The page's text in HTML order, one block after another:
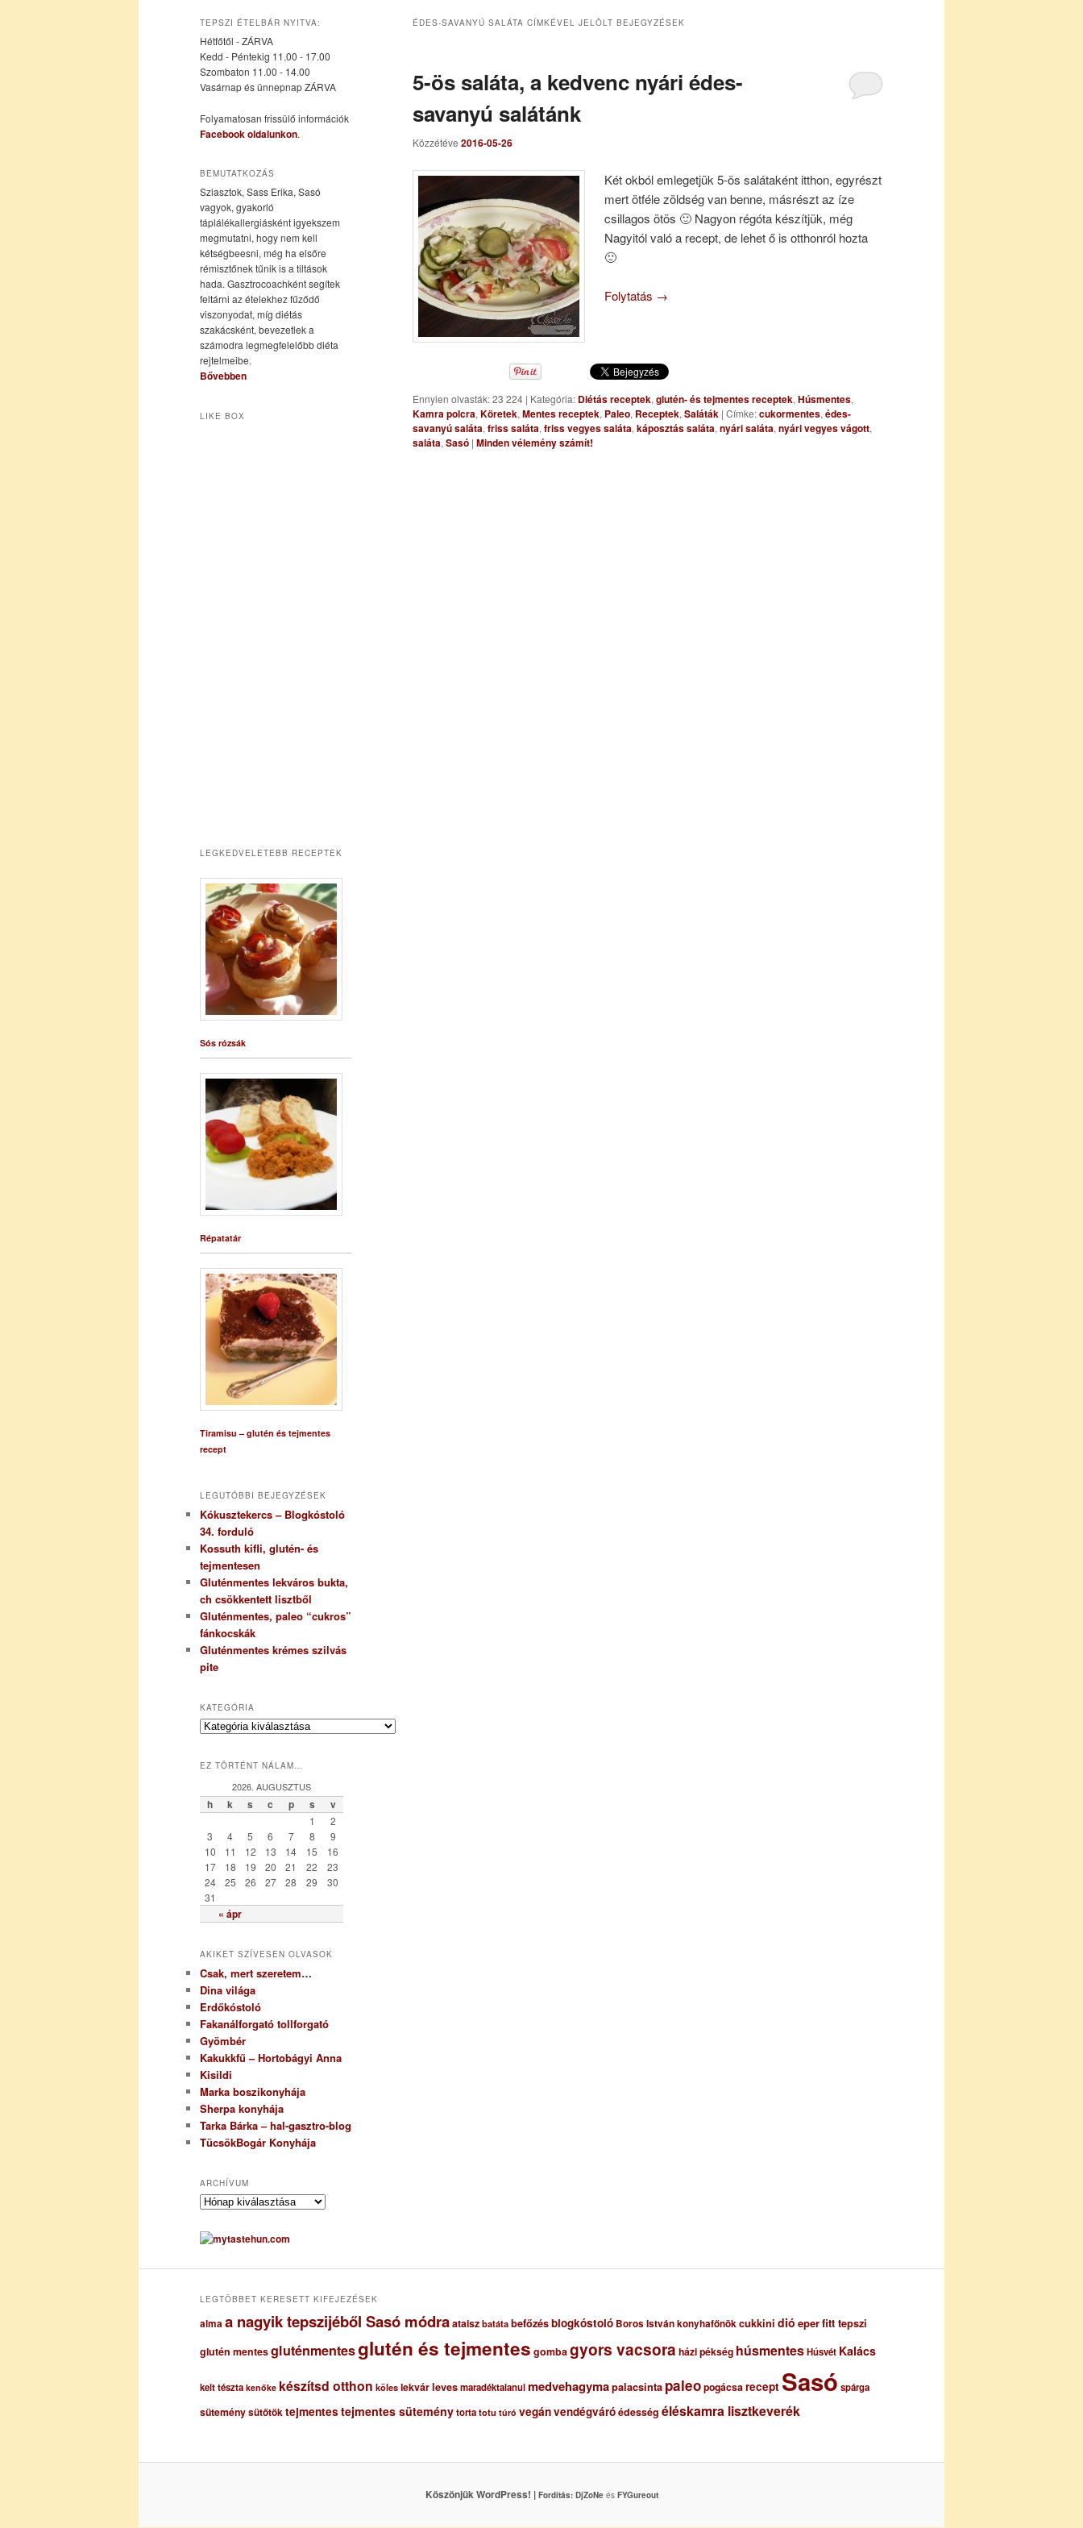
elsődleges
tartalomra
másodlagos
tartalomra
ÉDES-SAVANYÚ SALÁTA CÍMKÉVEL JELÖLT BEJEGYZÉSEK
5-ös saláta, a kedvenc nyári édes-
savanyú salátánk
Közzétéve 2016-05-26
Két okból emlegetjük 5-ös salátaként itthon, egyrészt
mert ötféle zöldség van benne, másrészt az íze
csillagos ötös 🙂 Nagyon régóta készítjük, még
Nagyitól való a recept, de lehet ő is otthonról hozta
🙂
Folytatás →
Ennyien olvasták: 23 224 | Kategória: Diétás receptek, glutén- és tejmentes receptek, Húsmentes,
Kamra polcra, Köretek, Mentes receptek, Paleo, Receptek, Saláták | Címke:cukormentes, édes-
savanyú saláta, friss saláta, friss vegyes saláta, káposztás saláta, nyári saláta, nyári vegyes vágott,
saláta, Sasó | Minden vélemény számít!
TEPSZI ÉTELBÁR NYITVA:
Hétfőtől - ZÁRVA
Kedd - Péntekig 11.00 - 17.00
Szombaton 11.00 - 14.00
Vasárnap és ünnepnap ZÁRVA
Folyamatosan frissülő információk
Facebook oldalunkon.
BEMUTATKOZÁS
Sziasztok, Sass Erika, Sasó
vagyok, gyakorló
táplálékallergiásként igyekszem
megmutatni, hogy nem kell
kétségbeesni, még ha elsőre
rémisztőnek tűnik is a tiltások
hada. Gasztrocoachként segítek
feltárni az ételekhez fűződő
viszonyodat, míg diétás
szakácsként, bevezetlek a
számodra legmegfelelőbb diéta
rejtelmeibe.
Bővebben
LIKE BOX
LEGKEDVELETEBB RECEPTEK
Sós rózsák
Répatatár
Tiramisu – glutén és tejmentes
recept
LEGUTÓBBI BEJEGYZÉSEK
Kókusztekercs – Blogkóstoló
34. forduló
Kossuth kifli, glutén- és
tejmentesen
Gluténmentes lekváros bukta,
ch csökkentett lisztből
Gluténmentes, paleo “cukros”
fánkocskák
Gluténmentes krémes szilvás
pite
KATEGÓRIA
K
e
r
EZ TÖRTÉNT NÁLAM…
2026. AUGUSZTUS
h k s c p s v
« ápr
1
2
3
4 5 6 7 8
9
10
11 12 13 14 15
16
17
18 19 20 21 22
23
24
25 26 27 28 29
30
31
AKIKET SZÍVESEN OLVASOK
Csak, mert szeretem…
Dina világa
Erdőkóstoló
Fakanálforgató tollforgató
Gyömbér
Kakukkfű – Hortobágyi Anna
Kisildi
Marka boszikonyhája
Sherpa konyhája
Tarka Bárka – hal-gasztro-blog
TücsökBogár Konyhája
ARCHÍVUM
A
c
h
uLEGTÖBBET KERESETT KIFEJEZÉSEK
almaa nagyik tepszijéből Sasó módraataisz batáta befőzésblogkóstoló Boros István konyhafőnökcukkini dió eperfitt tepszi
glutén mentesgluténmentesglutén és tejmentes gombagyors vacsora házi pékség húsmentesHúsvét Kalács
kelt tészta kenőke készítsd otthon köles lekvárlevesmaradéktalanulmedvehagymapalacsinta paleopogácsarecept Sasó spárga
süteménysütőtöktejmentestejmentes süteménytorta totu túró vegánvendégváróédesség éléskamra lisztkeverék
Köszönjük WordPress! | Fordítás: DjZoNeés FYGureout